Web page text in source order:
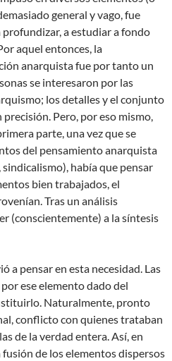
general y vago, fue
a estudiar a fondo
aquel entonces, la
anarquista fue por tanto un
se interesaron por las
los detalles y el conjunto
Pero, por eso mismo,
parte, una vez que se
del pensamiento anarquista
había que pensar
bien trabajados, el
Tras un análisis
(conscientemente) a la síntesis
a pensar en esta necesidad. Las
ese elemento dado del
Naturalmente, pronto
conflicto con quienes trataban
de la verdad entera. Así, en
de los elementos dispersos